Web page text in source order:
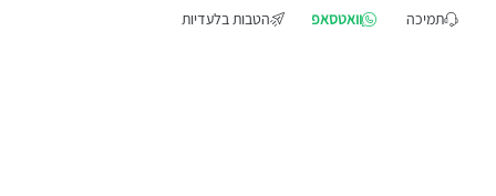
הטבות בלעדיות וואטסאפ תמיכה